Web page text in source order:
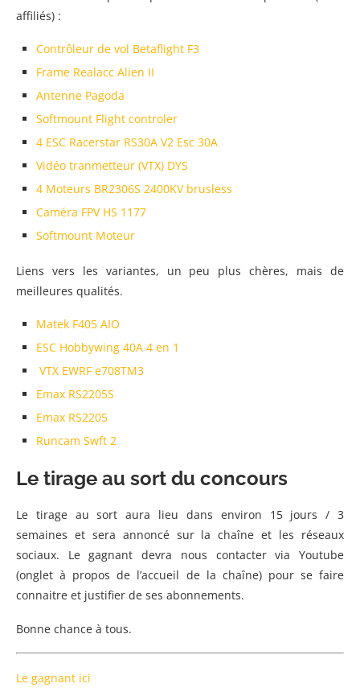
affiliés) :
Contrôleur de vol Betaflight F3
Frame Realacc Alien II
Antenne Pagoda
Softmount Flight controler
4 ESC Racerstar RS30A V2 Esc 30A
Vidéo tranmetteur (VTX) DYS
4 Moteurs BR2306S 2400KV brusless
Caméra FPV HS 1177
Softmount Moteur
Liens vers les variantes, un peu plus chères, mais de
meilleures qualités.
Matek F405 AIO
ESC Hobbywing 40A 4 en 1
VTX EWRF e708TM3
Emax RS2205S
Emax RS2205
Runcam Swft 2
Le tirage au sort du concours
Le tirage au sort aura lieu dans environ 15 jours / 3
semaines et sera annoncé sur la chaîne et les réseaux
sociaux. Le gagnant devra nous contacter via Youtube
(onglet à propos de l’accueil de la chaîne) pour se faire
connaitre et justifier de ses abonnements.
Bonne chance à tous.
Le gagnant ici